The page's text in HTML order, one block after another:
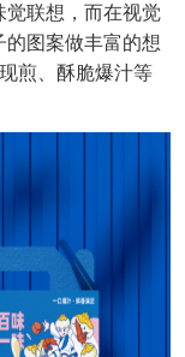
觉联想，而在视觉
的图案做丰富的想
煎、酥脆爆汁等